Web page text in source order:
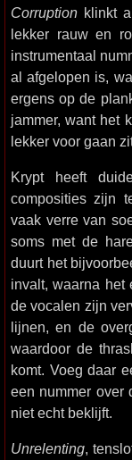
Corruption klinkt
lekker rauw en
instrumentaal
al afgelopen is,
ergens op de
jammer, want het
lekker voor gaan
Krypt heeft
composities zijn
vaak verre van
soms met de
duurt het
invalt, waarna het
de vocalen zijn
lijnen, en de
waardoor de
komt. Voeg daar
een nummer over
niet echt beklijft.
Unrelenting,